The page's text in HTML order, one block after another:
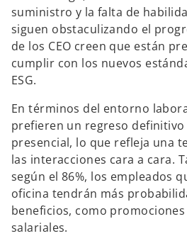
suministro y la falta de
siguen obstaculizando el
de los CEO creen que están
cumplir con los nuevos
ESG.
En términos del entorno
prefieren un regreso
presencial, lo que refleja una
las interacciones cara a cara.
según el 86%, los empleados
oficina tendrán más
beneficios, como
salariales.